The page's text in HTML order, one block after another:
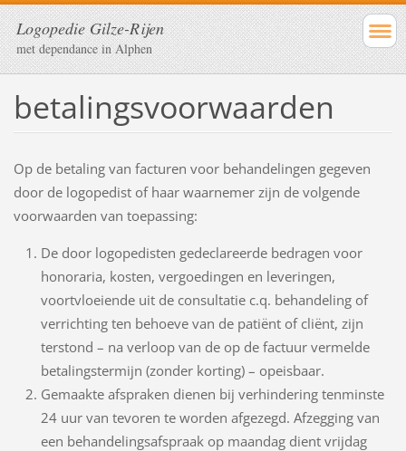
Logopedie Gilze-Rijen
met dependance in Alphen
betalingsvoorwaarden
Op de betaling van facturen voor behandelingen gegeven
door de logopedist of haar waarnemer zijn de volgende
voorwaarden van toepassing:
De door logopedisten gedeclareerde bedragen voor
honoraria, kosten, vergoedingen en leveringen,
voortvloeiende uit de consultatie c.q. behandeling of
verrichting ten behoeve van de patiënt of cliënt, zijn
terstond – na verloop van de op de factuur vermelde
betalingstermijn (zonder korting) – opeisbaar.
Gemaakte afspraken dienen bij verhindering tenminste
24 uur van tevoren te worden afgezegd. Afzegging van
een behandelingsafspraak op maandag dient vrijdag